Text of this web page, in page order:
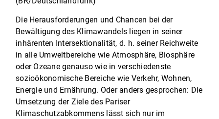
Die Herausforderungen und Chancen bei der
Bewältigung des Klimawandels liegen in seiner
inhärenten Intersektionalität, d. h. seiner Reichweite
in alle Umweltbereiche wie Atmosphäre, Biosphäre
oder Ozeane genauso wie in verschiedenste
sozioökonomische Bereiche wie Verkehr, Wohnen,
Energie und Ernährung. Oder anders gesprochen: Die
Umsetzung der Ziele des Pariser
Klimaschutzabkommens lässt sich nur im